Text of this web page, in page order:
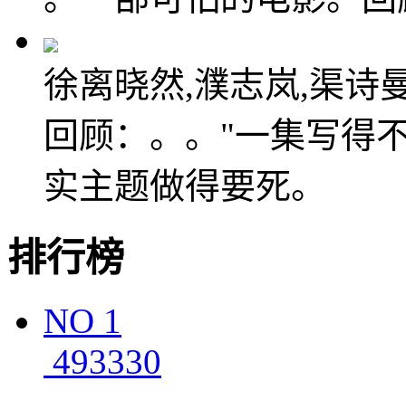
徐离晓然,濮志岚,渠诗
回顾：。。"一集写得
实主题做得要死。
排行榜
NO 1
493330